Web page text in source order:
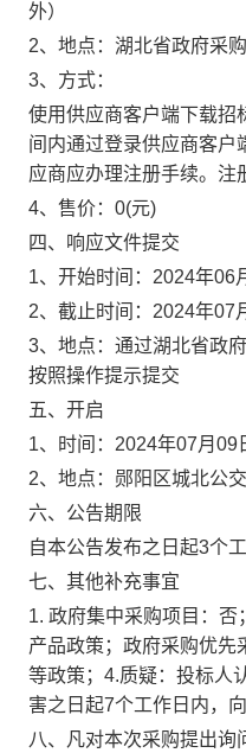
外）
2、地点： 湖北省政府采
3、方式：
使用供应商客户端下载招
间内通过登录供应商客户
应商应办理注册手续。注
4、售价： 0(元)
四、响应文件提交
1、开始时间： 2024年06
2、截止时间： 2024年07
3、地点： 通过湖北省政
按照操作提示提交
五、开启
1、时间： 2024年07月09
2、地点： 郧阳区城北公
六、公告期限
自本公告发布之日起3个工
七、其他补充事宜
1. 政府集中采购项目：
产品政策；政府采购优先
等政策；4.质疑：投标人
害之日起7个工作日内，
八、凡对本次采购提出询